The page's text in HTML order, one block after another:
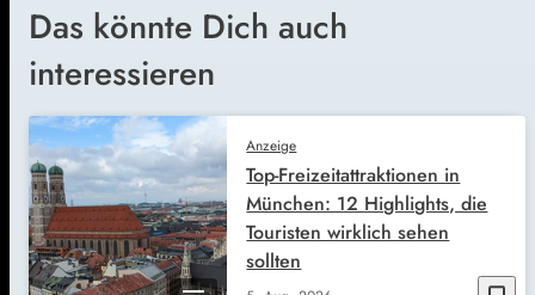
Das könnte Dich auch
interessieren
Anzeige
Top-Freizeitattraktionen in
München: 12 Highlights, die
Touristen wirklich sehen
sollten